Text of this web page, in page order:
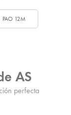
PAO 12M
AS
perfecta